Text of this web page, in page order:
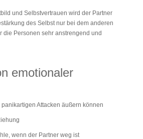
und Selbstvertrauen wird der Partner
des Selbst nur bei dem anderen
die Personen sehr anstrengend und
emotionaler
Attacken äußern können
wenn der Partner weg ist